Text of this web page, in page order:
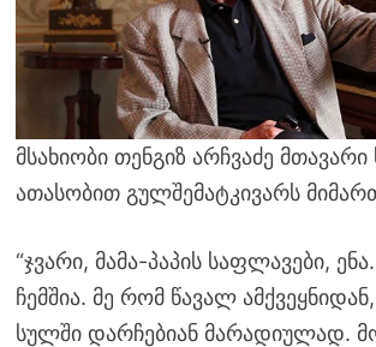
მსახიობი თენგიზ არჩვაძე
ათასობით გულშემატკივარს
“ჯვარი, მამა-პაპის საფლავები,
ჩემშია. მე რომ წავალ ამქვეყნიდან,
სულში დარჩებიან მარადიულად.